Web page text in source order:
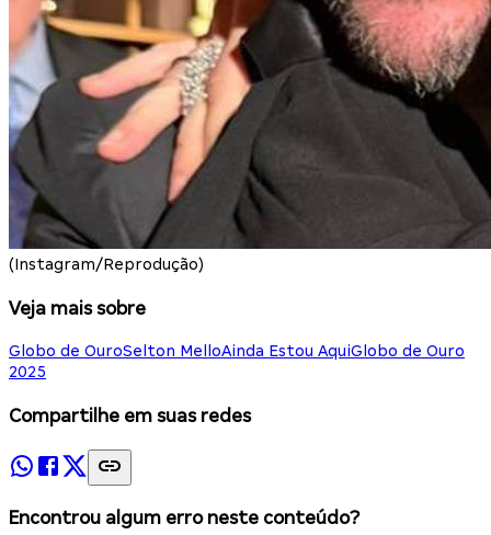
(Instagram/Reprodução)
Veja mais sobre
Globo de OuroSelton MelloAinda Estou AquiGlobo de Ouro
2025
Compartilhe em suas redes
Encontrou algum erro neste conteúdo?